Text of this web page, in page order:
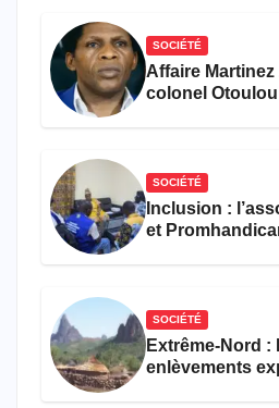
SOCIÉTÉ
Affaire
colonel
SOCIÉTÉ
Inclusion :
et
SOCIÉTÉ
Extrême-Nord :
enlèvements